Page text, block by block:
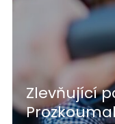
Zlevňující